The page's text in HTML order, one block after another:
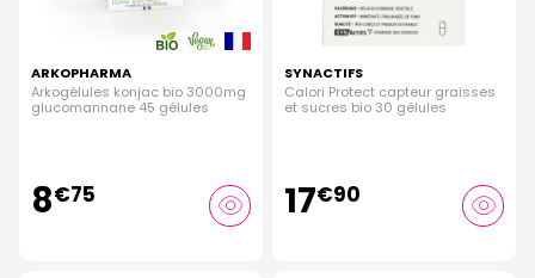
ARKOPHARMA
Arkogélules konjac bio 3000mg
glucomannane 45 gélules
8€75
SYNACTIFS
Calori Protect capteur graisses
et sucres bio 30 gélules
17€90